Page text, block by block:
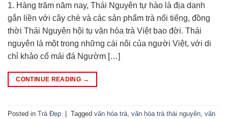
1. Hàng trăm năm nay, Thái Nguyên tự hào là địa danh
gắn liền với cây chè và các sản phẩm trà nổi tiếng, đồng
thời Thái Nguyên hội tụ văn hóa trà Việt bao đời. Thái
nguyên là một trong những cái nôi của người Việt, với di
chỉ khảo cổ mái đá Ngườm […]
CONTINUE READING →
Posted in Trà Đẹp Tagged văn hóa trà văn hóa trà thái nguyên văn